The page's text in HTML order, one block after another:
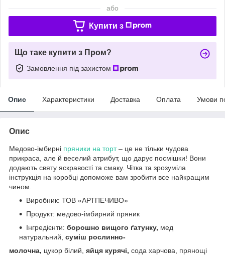
або
Купити з
Що таке купити з Пром?
Замовлення під захистом
Опис Характеристики Доставка Оплата Умови
Опис
Медово-імбирні пряники на торт– це не тільки чудова
прикраса, але й веселий атрибут, що дарує посмішки! Вони
додають святу яскравості та смаку. Чітка та зрозуміла
інструкція на коробці допоможе вам зробити все найкращим
чином.
Виробник: ТОВ «АРТПЕЧИВО»
Продукт: медово-імбирний пряник
Інгредієнти: борошно вищого ґатунку, мед
натуральний, суміш рослинно-
молочна, цукор білий, яйця курячі, сода харчова, прянощі